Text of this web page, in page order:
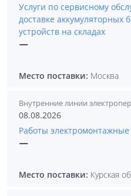
Услуги по сервисному
доставке аккумуляторных
устройств на складах
—
Место поставки: Москва
Внутренние линии
08.08.2026
Работы
—
Место поставки: Курская